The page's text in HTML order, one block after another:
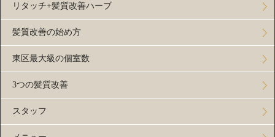
リタッチ+髪質改善ハーブ
髪質改善の始め方
東区最大級の個室数
3つの髪質改善
スタッフ